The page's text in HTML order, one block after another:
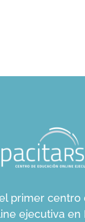
primer centro
ejecutiva en